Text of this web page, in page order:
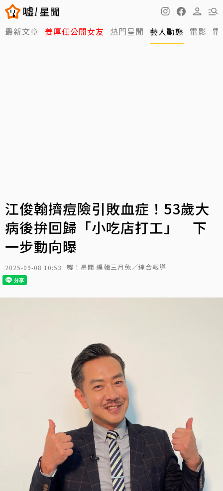
最新文章 姜厚任公開女友 熱門星聞 藝人動態 電影
江俊翰擠痘險引敗血症！53歲大
病後拚回歸「小吃店打工」 下
一步動向曝
2025-09-08 10:53 噓！星聞 編輯三月兔／綜合報導